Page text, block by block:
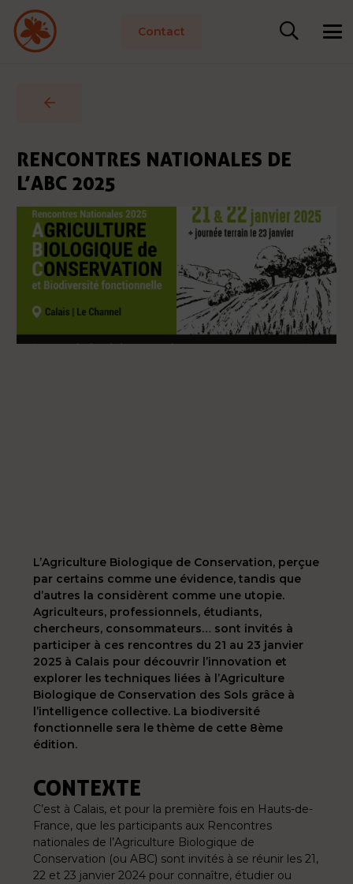
Contact
RENCONTRES NATIONALES DE
L’ABC 2025
L’Agriculture Biologique de Conservation, perçue
par certains comme une évidence, tandis que
d’autres la considèrent comme une utopie.
Agriculteurs, professionnels, étudiants,
chercheurs, consommateurs… sont invités à
participer à ces rencontres du 21 au 23 janvier
2025 à Calais pour découvrir l’innovation et
explorer les techniques liées à l’Agriculture
Biologique de Conservation des Sols grâce à
l’intelligence collective. La biodiversité
fonctionnelle sera le thème de cette 8ème
édition.
CONTEXTE
C’est à Calais, et pour la première fois en Hauts-de-
France, que les participants aux Rencontres
nationales de l’Agriculture Biologique de
Conservation (ou ABC) sont invités à se réunir les 21,
22 et 23 janvier 2024 pour connaître, étudier ou